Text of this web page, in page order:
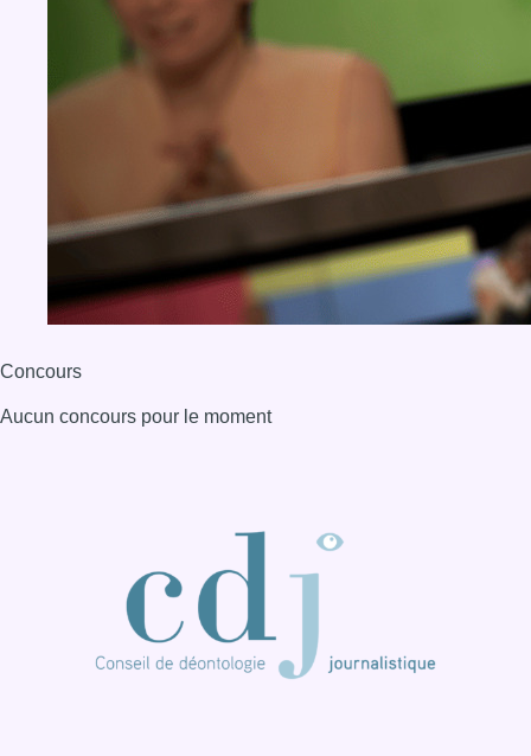
Concours
Aucun concours pour le moment